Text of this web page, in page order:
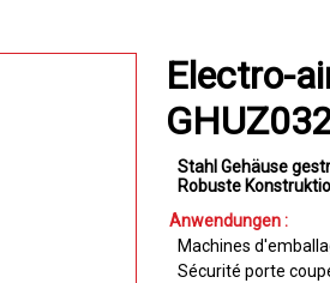
Electro-
Stahl Gehäuse
Robuste
Anwendungen :
Machines
Sécurité porte